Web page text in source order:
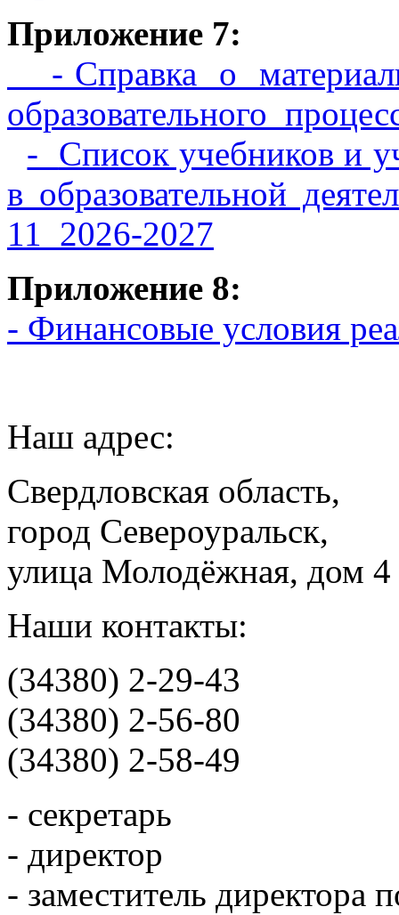
Приложение 7:
- Справка о
образовательного
- Список учебников и
в образовательной
11_2026-2027
Приложение 8:
- Финансовые условия
Наш адрес:
Свердловская область,
город Североуральск,
улица Молодёжная, дом 4
Наши контакты:
(34380) 2-29-43
(34380) 2-56-80
(34380) 2-58-49
- секретарь
- директор
- заместитель директора